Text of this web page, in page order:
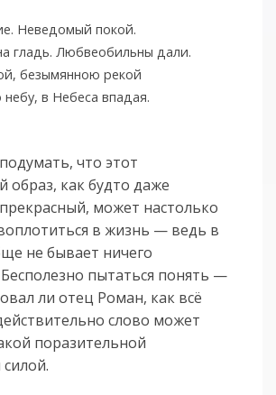
Неведомый покой.
гладь. Любвеобильны дали.
безымянною рекой
небу, в Небеса впадая.
что этот
образ, как будто даже
может настолько
в жизнь — ведь в
не бывает ничего
пытаться понять —
ли отец Роман, как всё
слово может
поразительной